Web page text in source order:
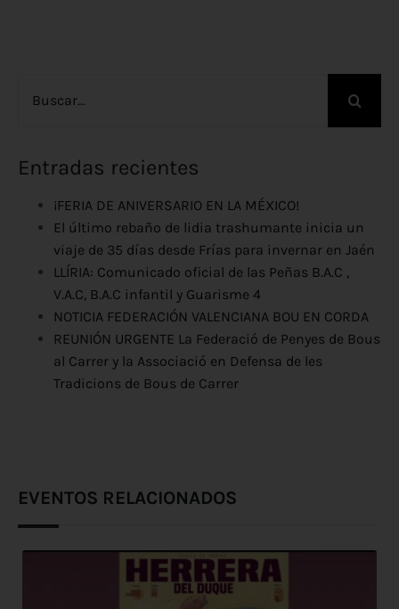
Entradas recientes
¡FERIA DE ANIVERSARIO EN LA MÉXICO!
El último rebaño de lidia trashumante inicia un
viaje de 35 días desde Frías para invernar en Jaén
LLÍRIA: Comunicado oficial de las Peñas B.A.C ,
V.A.C, B.A.C infantil y Guarisme 4
NOTICIA FEDERACIÓN VALENCIANA BOU EN CORDA
REUNIÓN URGENTE La Federació de Penyes de Bous
al Carrer y la Associació en Defensa de les
Tradicions de Bous de Carrer
EVENTOS RELACIONADOS